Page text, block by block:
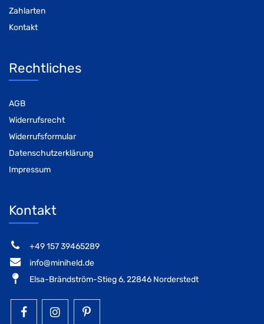
Zahlarten
Kontakt
Rechtliches
AGB
Widerrufsrecht
Widerrufsformular
Datenschutzerklärung
Impressum
Kontakt
‭+49 157 39465289‬
info@miniheld.de
Elsa-Brändström-Stieg 6, 22846 Norderstedt